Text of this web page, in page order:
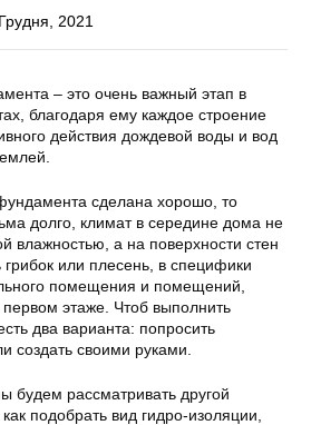
2021
– это очень важный этап в
благодаря ему каждое строение
действия дождевой воды и вод
сделана хорошо, то
долго, климат в середине дома не
влажностью, а на поверхности стен
грибок или плесень, в специфики
помещения и помещений,
этаже. Чтоб выполнить
два варианта: попросить
создать своими руками.
будем рассматривать другой
подобрать вид гидро-изоляции,